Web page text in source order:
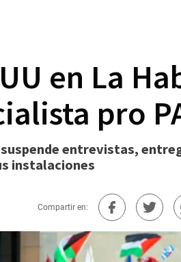
en La
pro
entrevistas,
instalaciones
Compartir en: